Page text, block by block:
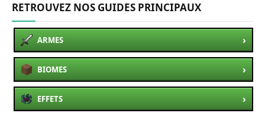
RETROUVEZ NOS GUIDES PRINCIPAUX
ARMES ›
BIOMES ›
EFFETS ›